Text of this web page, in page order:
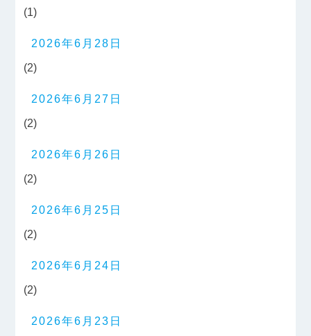
(1)
2026年6月28日
(2)
2026年6月27日
(2)
2026年6月26日
(2)
2026年6月25日
(2)
2026年6月24日
(2)
2026年6月23日